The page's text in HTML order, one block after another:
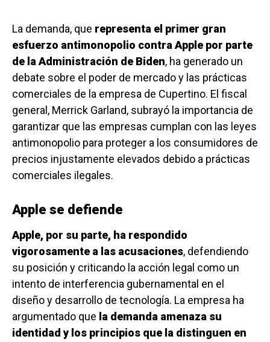
La demanda, que representa el primer gran
esfuerzo antimonopolio contra Apple por parte
de la Administración de Biden, ha generado un
debate sobre el poder de mercado y las prácticas
comerciales de la empresa de Cupertino. El fiscal
general, Merrick Garland, subrayó la importancia de
garantizar que las empresas cumplan con las leyes
antimonopolio para proteger a los consumidores de
precios injustamente elevados debido a prácticas
comerciales ilegales.
Apple se defiende
Apple, por su parte, ha respondido
vigorosamente a las acusaciones, defendiendo
su posición y criticando la acción legal como un
intento de interferencia gubernamental en el
diseño y desarrollo de tecnología. La empresa ha
argumentado que la demanda amenaza su
identidad y los principios que la distinguen en